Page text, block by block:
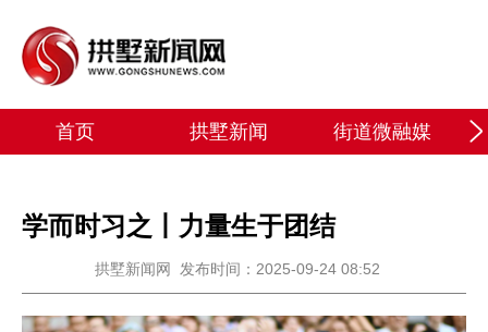
首页 拱墅新闻 街道微融媒
学而时习之丨力量生于团结
拱墅新闻网 发布时间：2025-09-24 08:52